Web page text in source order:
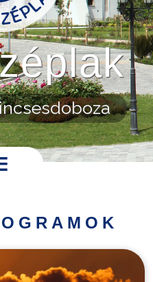
Települési
Turistáknak